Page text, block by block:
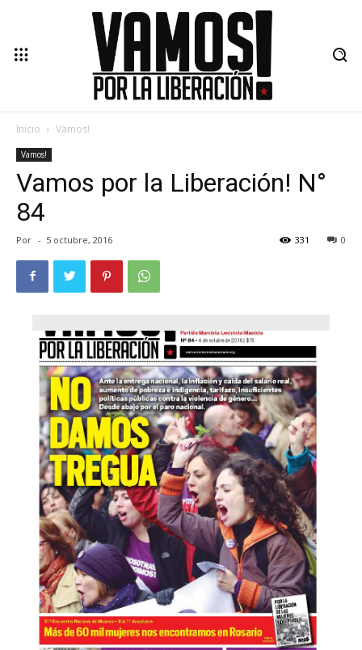
Inicio Vamos!
Vamos!
Vamos por la Liberación! N°
84
Por - 5 octubre, 2016 0
331